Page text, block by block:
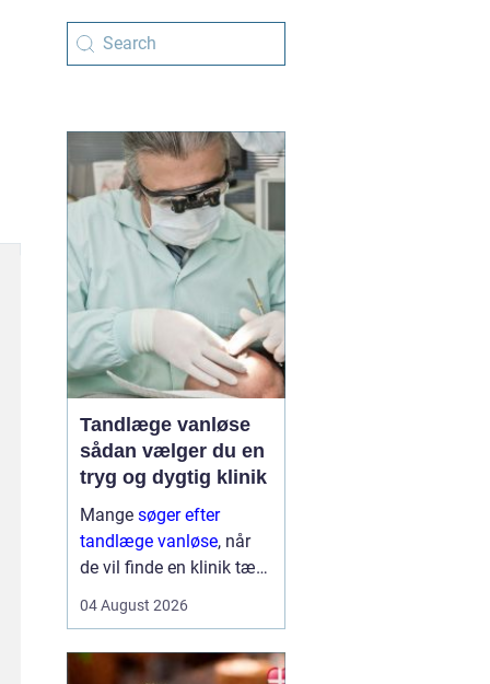
Tandlæge vanløse
sådan vælger du en
tryg og dygtig klinik
Mange søger efter
tandlæge vanløse, når
de vil finde en klinik tæt
fagligt stærk og god til
flere handler valget ikke
04 August 2026